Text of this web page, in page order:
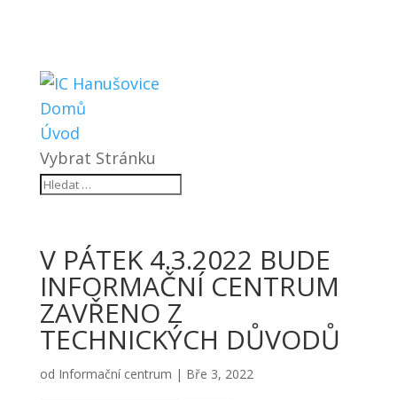
Domů
Úvod
Vybrat Stránku
V PÁTEK 4.3.2022 BUDE
INFORMAČNÍ CENTRUM
ZAVŘENO Z
TECHNICKÝCH DŮVODŮ
od Informační centrum | Bře 3, 2022